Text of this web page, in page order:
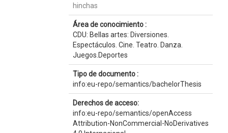
hinchas
Área de conocimiento :
CDU: Bellas artes: Diversiones.
Espectáculos. Cine. Teatro. Danza.
Juegos.Deportes
Tipo de documento :
info:eu-repo/semantics/bachelorThesis
Derechos de acceso:
info:eu-repo/semantics/openAccess
Attribution-NonCommercial-NoDerivatives